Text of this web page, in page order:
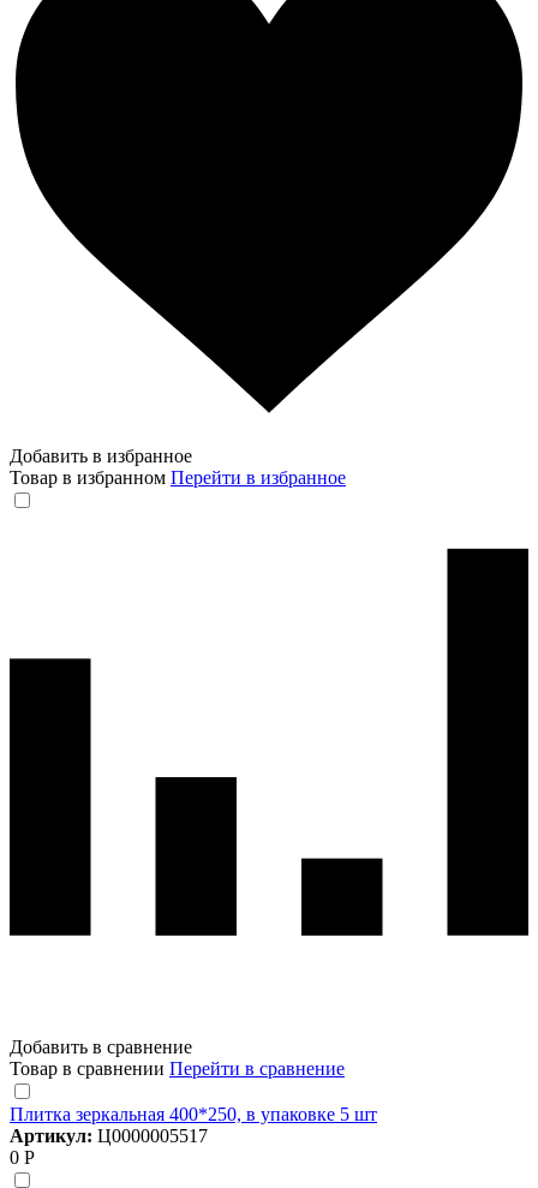
Добавить в избранное
Товар в избранном Перейти в избранное
Добавить в сравнение
Товар в сравнении Перейти в сравнение
Плитка зеркальная 400*250, в упаковке 5 шт
Артикул: Ц0000005517
0 Р